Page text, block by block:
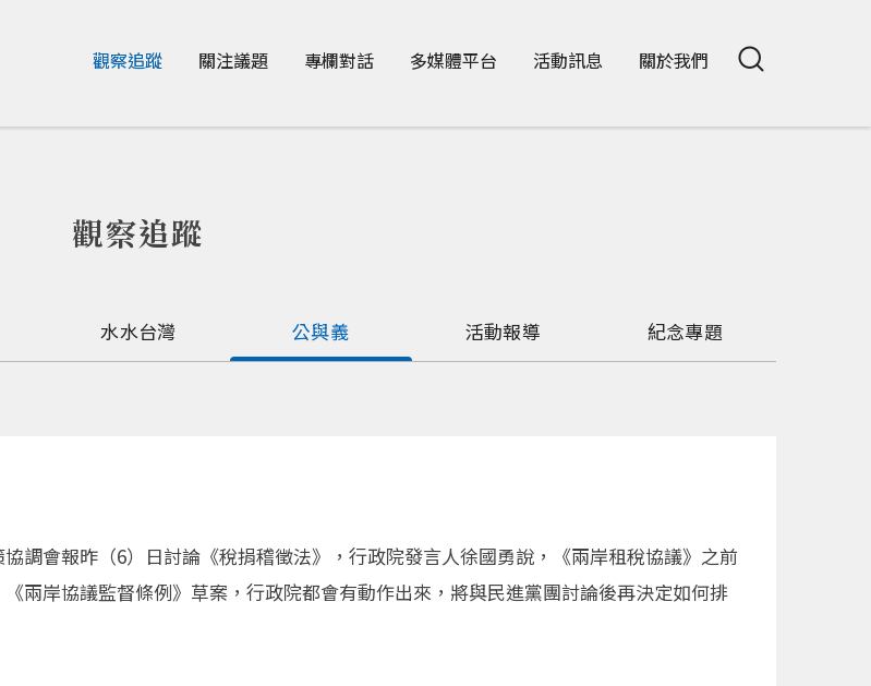
觀察追蹤 關注議題 專欄對話 多媒體平台 活動訊息 關於我們
觀察追蹤
水水台灣 公與義 活動報導 紀念專題
調會報昨（6）日討論《稅捐稽徵法》，行政院發言人徐國勇說，《兩岸租稅協議》之前
兩岸協議監督條例》草案，行政院都會有動作出來，將與民進黨團討論後再決定如何排